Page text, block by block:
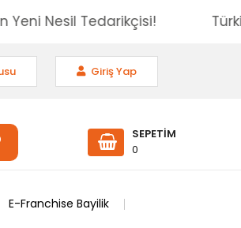
Yeni Nesil Tedarikçisi!
Giriş Yap
SEPETİM
0
E-Franchise Bayilik